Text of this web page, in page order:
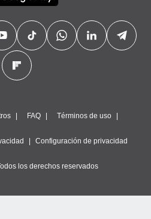
FAQ Términos de uso
Configuración de privacidad
los derechos reservados